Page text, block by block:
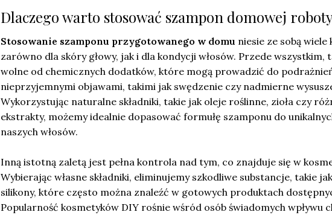
Dlaczego warto stosować szampon domowej
Stosowanie szamponu przygotowanego w domu niesie ze sobą wiele
zarówno dla skóry głowy, jak i dla kondycji włosów. Przede wszystkim,
wolne od chemicznych dodatków, które mogą prowadzić do
nieprzyjemnymi objawami, takimi jak swędzenie czy nadmierne
Wykorzystując naturalne składniki, takie jak oleje roślinne, zioła czy
ekstrakty, możemy idealnie dopasować formułę szamponu do
naszych włosów.
Inną istotną zaletą jest pełna kontrola nad tym, co znajduje się w
Wybierając własne składniki, eliminujemy szkodliwe substancje, takie
silikony, które często można znaleźć w gotowych produktach
Popularność kosmetyków DIY rośnie wśród osób świadomych wpływu